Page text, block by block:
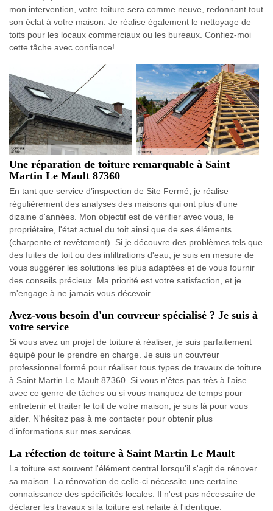
mon intervention, votre toiture sera comme neuve, redonnant tout
son éclat à votre maison. Je réalise également le nettoyage de
toits pour les locaux commerciaux ou les bureaux. Confiez-moi
cette tâche avec confiance!
Une réparation de toiture remarquable à Saint
Martin Le Mault 87360
En tant que service d’inspection de Site Fermé, je réalise
régulièrement des analyses des maisons qui ont plus d'une
dizaine d'années. Mon objectif est de vérifier avec vous, le
propriétaire, l'état actuel du toit ainsi que de ses éléments
(charpente et revêtement). Si je découvre des problèmes tels que
des fuites de toit ou des infiltrations d'eau, je suis en mesure de
vous suggérer les solutions les plus adaptées et de vous fournir
des conseils précieux. Ma priorité est votre satisfaction, et je
m'engage à ne jamais vous décevoir.
Avez-vous besoin d'un couvreur spécialisé ? Je suis à
votre service
Si vous avez un projet de toiture à réaliser, je suis parfaitement
équipé pour le prendre en charge. Je suis un couvreur
professionnel formé pour réaliser tous types de travaux de toiture
à Saint Martin Le Mault 87360. Si vous n'êtes pas très à l'aise
avec ce genre de tâches ou si vous manquez de temps pour
entretenir et traiter le toit de votre maison, je suis là pour vous
aider. N'hésitez pas à me contacter pour obtenir plus
d'informations sur mes services.
La réfection de toiture à Saint Martin Le Mault
La toiture est souvent l'élément central lorsqu'il s'agit de rénover
sa maison. La rénovation de celle-ci nécessite une certaine
connaissance des spécificités locales. Il n'est pas nécessaire de
déclarer les travaux si la toiture est refaite à l'identique.